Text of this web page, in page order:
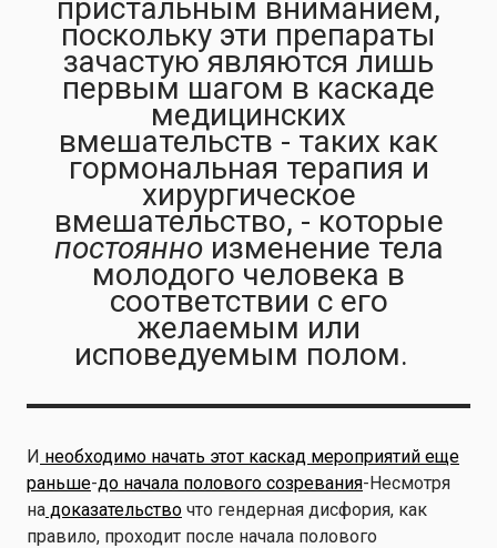
пристальным вниманием,
поскольку эти препараты
зачастую являются лишь
первым шагом в каскаде
медицинских
вмешательств - таких как
гормональная терапия и
хирургическое
вмешательство, - которые
постоянноизменение тела
молодого человека в
соответствии с его
желаемым или
исповедуемым полом.
И необходимо начать этот каскад мероприятий еще
раньше-до начала полового созревания-Несмотря
на доказательство что гендерная дисфория, как
правило, проходит после начала полового